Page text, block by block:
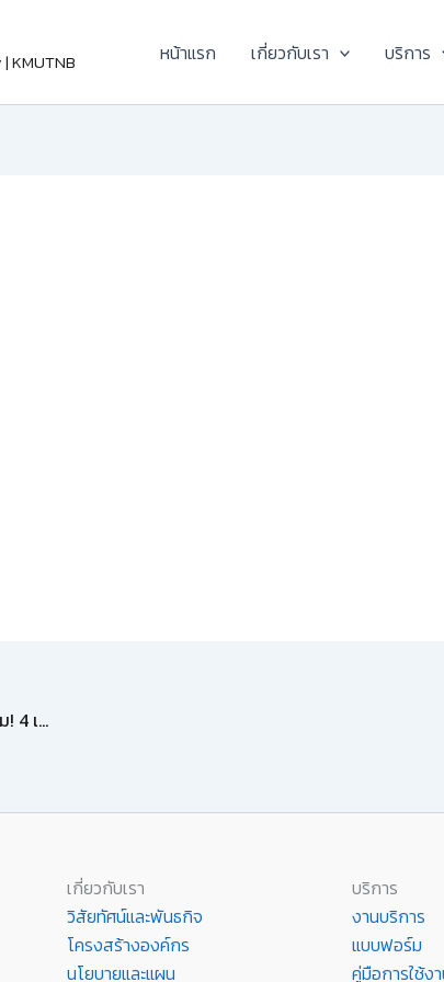
KMUTNB
หน้าแรก เกี่ยวกับเรา บริการ
จำกัดพื้นที่เก็บข้อมูล OneDrive สำหรับนักศึกษาและบุคลากร เริ่ม! 4 เม.ย. 2567
เกี่ยวกับเรา
วิสัยทัศน์และพันธกิจ
โครงสร้างองค์กร
นโยบายและแผน
บริการ
งานบริการ
แบบฟอร์ม
คู่มือการใช้ง